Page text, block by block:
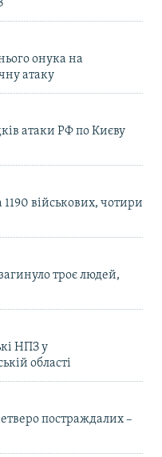
онука на
атаку
атаки РФ по Києву
1190 військових, чотири
троє людей,
НПЗ у
області
постраждалих –